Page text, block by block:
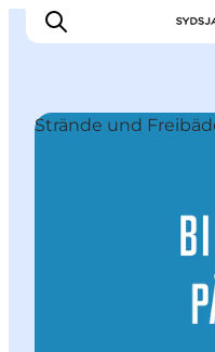
Städte und
Strände und